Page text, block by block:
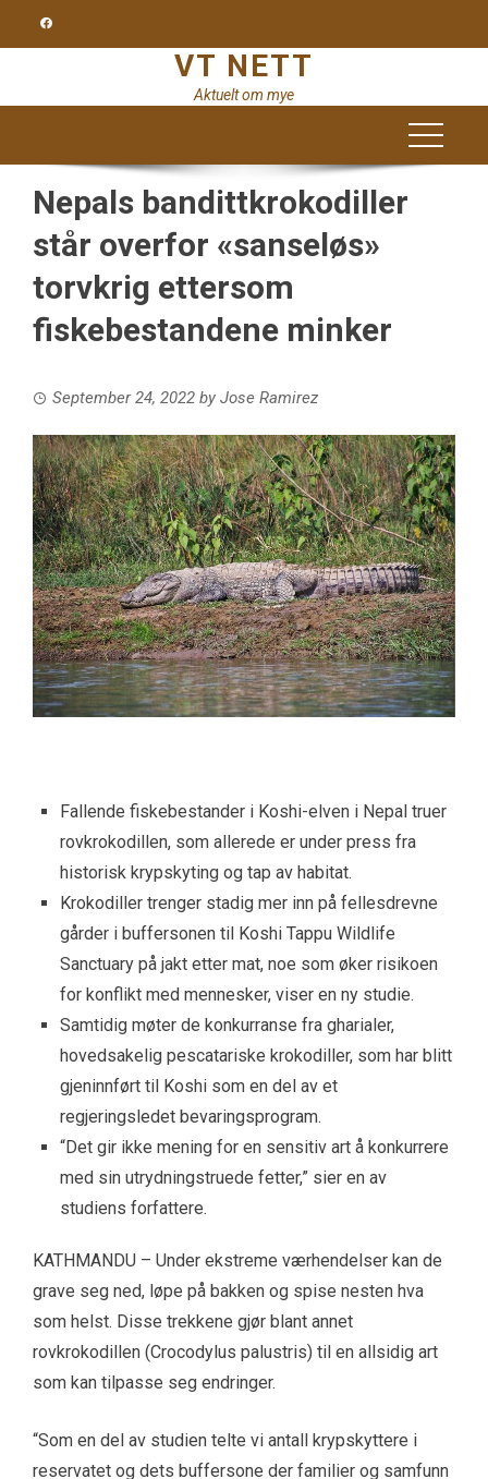
VT NETT
Aktuelt om mye
Nepals bandittkrokodiller
står overfor «sanseløs»
torvkrig ettersom
fiskebestandene minker
September 24, 2022 by Jose Ramirez
Fallende fiskebestander i Koshi-elven i Nepal truer
rovkrokodillen, som allerede er under press fra
historisk krypskyting og tap av habitat.
Krokodiller trenger stadig mer inn på fellesdrevne
gårder i buffersonen til Koshi Tappu Wildlife
Sanctuary på jakt etter mat, noe som øker risikoen
for konflikt med mennesker, viser en ny studie.
Samtidig møter de konkurranse fra gharialer,
hovedsakelig pescatariske krokodiller, som har blitt
gjeninnført til Koshi som en del av et
regjeringsledet bevaringsprogram.
“Det gir ikke mening for en sensitiv art å konkurrere
med sin utrydningstruede fetter,” sier en av
studiens forfattere.
KATHMANDU – Under ekstreme værhendelser kan de
grave seg ned, løpe på bakken og spise nesten hva
som helst. Disse trekkene gjør blant annet
rovkrokodillen (Crocodylus palustris) til en allsidig art
som kan tilpasse seg endringer.
“Som en del av studien telte vi antall krypskyttere i
reservatet og dets buffersone der familier og samfunn